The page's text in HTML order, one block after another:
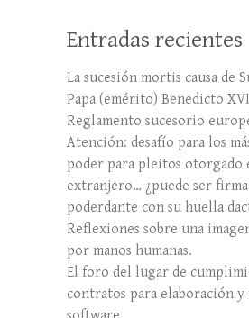
Entradas recientes
La sucesión mortis causa de
Papa (emérito) Benedicto
Reglamento sucesorio
Atención: desafío para los
poder para pleitos otorgado
extranjero… ¿puede ser
poderdante con su huella
Reflexiones sobre una
por manos humanas.
El foro del lugar de
contratos para elaboración